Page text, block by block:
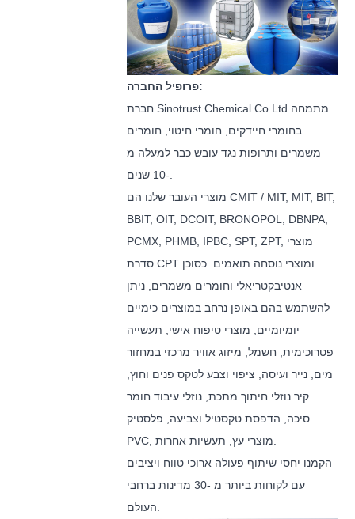
פרופיל החברה:
חברת Sinotrust Chemical Co.Ltd מתמחה
בחומרי חיידקים, חומרי חיטוי, חומרים
משמרים ותרופות נגד עובש כבר למעלה מ
מוצרי העובר שלנו הם CMIT / MIT, MIT, BIT,
BBIT, OIT, DCOIT, BRONOPOL, DBNPA,
PCMX, PHMB, IPBC, SPT, ZPT, מוצרי
סדרת CPT ומוצרי נוסחה תואמים. כסוכן
אנטיבקטריאלי וחומרים משמרים, ניתן
להשתמש בהם באופן נרחב במוצרים כימיים
יומיומיים, מוצרי טיפוח אישי, תעשייה
פטרוכימית, חשמל, מיזוג אוויר מרכזי במחזור
מים, נייר ועיסה, ציפוי וצבע לטקס פנים וחוץ,
קיר נוזלי חיתוך מתכת, נוזלי עיבוד חומר
סיכה, הדפסת טקסטיל וצביעה, פלסטיק
הקמנו יחסי שיתוף פעולה ארוכי טווח ויציבים
עם לקוחות ביותר מ -30 מדינות ברחבי